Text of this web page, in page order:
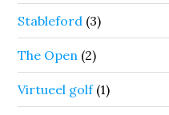
Stableford (3)
The Open (2)
Virtueel golf(1)